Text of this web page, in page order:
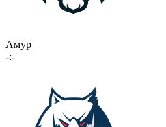
Амур
-:-